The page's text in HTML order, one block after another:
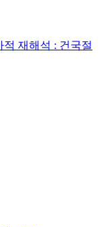
재해석 : 건국절